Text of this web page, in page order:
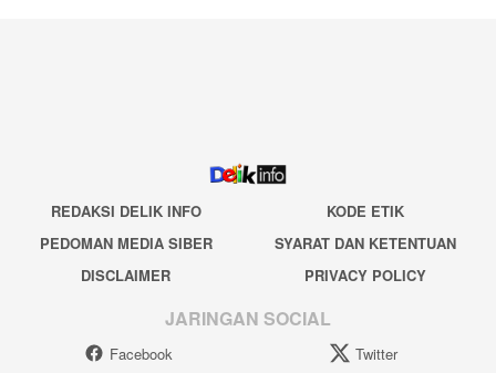
REDAKSI DELIK INFO
KODE ETIK
PEDOMAN MEDIA SIBER
SYARAT DAN KETENTUAN
DISCLAIMER
PRIVACY POLICY
JARINGAN SOCIAL
Facebook Twitter